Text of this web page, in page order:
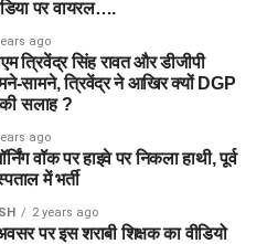
पर वायरल….
ago
त्रिवेंद्र सिंह रावत और डीजीपी
सामने, त्रिवेंद्र ने आखिर क्यों DGP
सलाह ?
ago
वॉक पर हाइवे पर निकला हाथी, पूर्व
में भर्ती
2 years ago
पर इस शराबी शिक्षक का वीडियो